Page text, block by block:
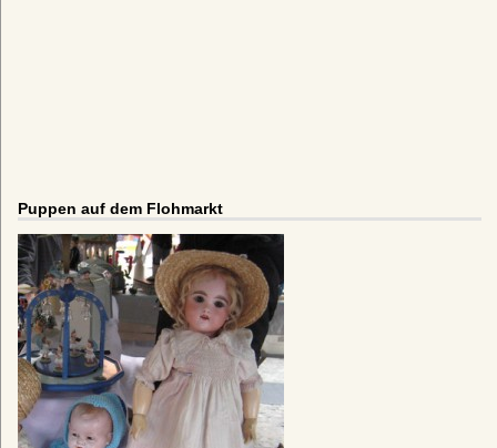
Puppen auf dem Flohmarkt